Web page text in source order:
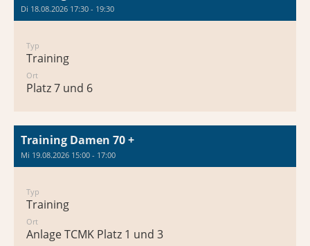
Di 18.08.2026 17:30 - 19:30
Typ
Training
Ort
Platz 7 und 6
Training Damen 70 +
Mi 19.08.2026 15:00 - 17:00
Typ
Training
Ort
Anlage TCMK Platz 1 und 3